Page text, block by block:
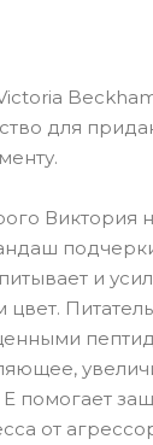
для
Виктория
и
цвет.
помогает
от